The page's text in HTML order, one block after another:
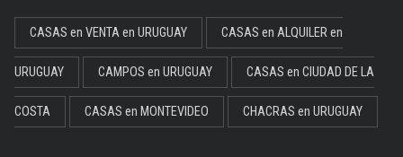
CASAS en VENTA en URUGUAY CASAS en ALQUILER en
URUGUAY CAMPOS en URUGUAY CASAS en CIUDAD DE LA
COSTA CASAS en MONTEVIDEO CHACRAS en URUGUAY